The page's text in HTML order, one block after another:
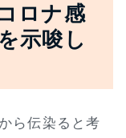
ロナ感
示唆し
ら伝染ると考